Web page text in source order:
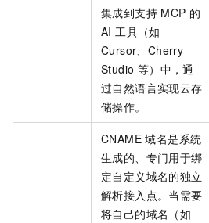
集成到支持 MCP 的
AI 工具（如
Cursor、Cherry
Studio 等）中，通
过自然语言实现云存
储操作。
CNAME 域名是系统
生成的、专门用于绑
定自定义域名的独立
解析接入点。当需要
将自己的域名（如